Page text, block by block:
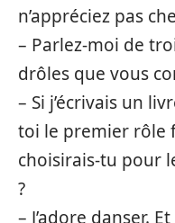
n’appréciez pas
– Parlez-moi de
drôles que vous
– Si j’écrivais un
toi le premier rôle
choisirais-tu pour
?
– J’adore danser.